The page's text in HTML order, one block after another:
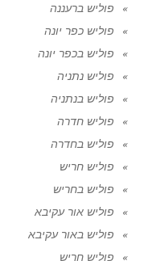
פוליש ברעננה
פוליש כפר יונה
פוליש בכפר יונה
פוליש נתניה
פוליש בנתניה
פוליש חדרה
פוליש בחדרה
פוליש חריש
פוליש בחריש
פוליש אור עקיבא
פוליש באור עקיבא
פוליש חריש